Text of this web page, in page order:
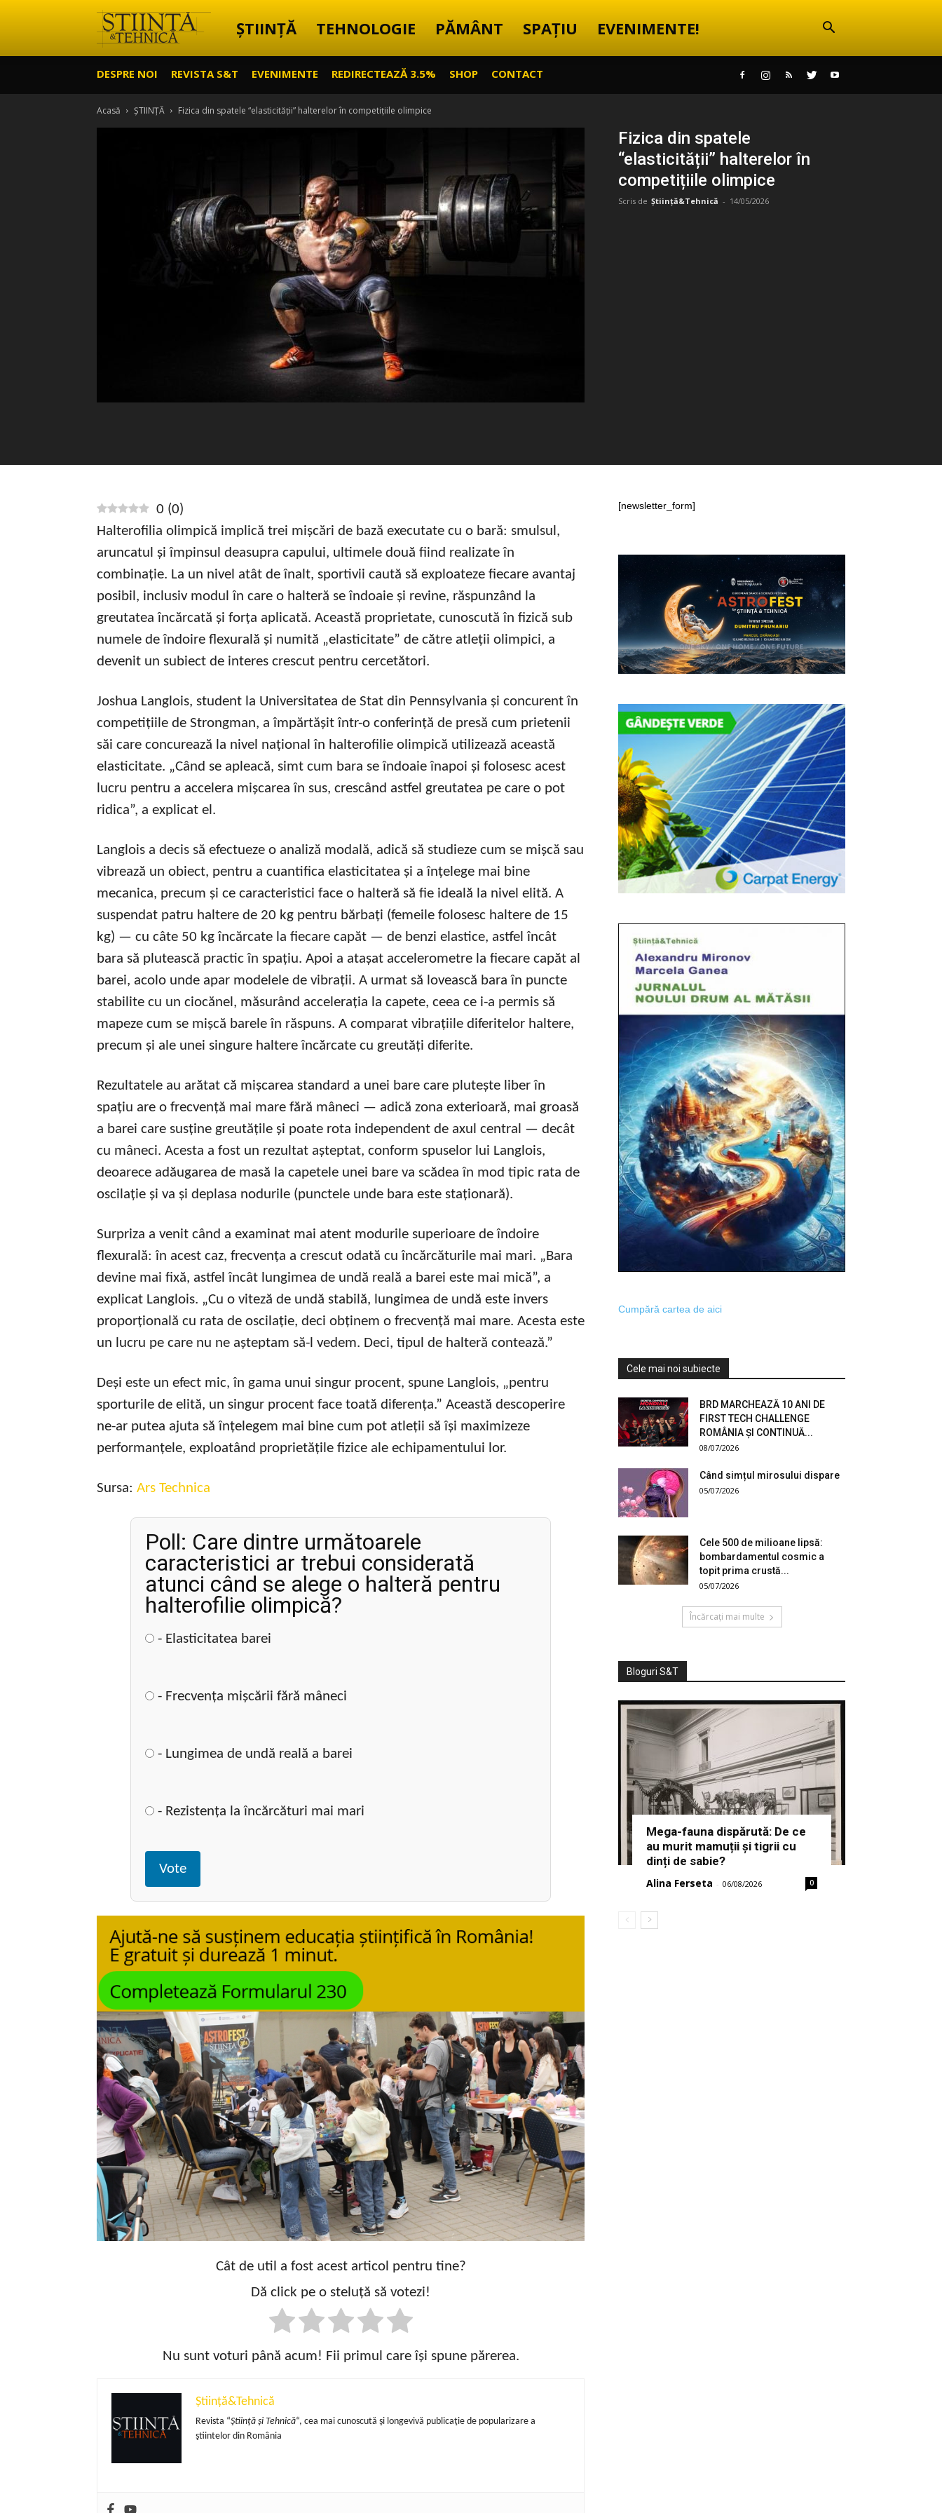
Știință
ȘTIINȚĂ TEHNOLOGIE PĂMÂNT SPAȚIU EVENIMENTE!
DESPRE NOI REVISTA S&T EVENIMENTE REDIRECTEAZĂ 3.5% SHOP CONTACT
Acasă ȘTIINȚĂ Fizica din spatele “elasticității” halterelor în competițiile olimpice
Fizica din spatele
“elasticității” halterelor în
competițiile olimpice
Scris de Știință&Tehnică - 14/05/2026
0 (0)
Halterofilia olimpică implică trei mișcări de bază executate cu o bară: smulsul,
aruncatul și împinsul deasupra capului, ultimele două fiind realizate în
combinație. La un nivel atât de înalt, sportivii caută să exploateze fiecare avantaj
posibil, inclusiv modul în care o halteră se îndoaie și revine, răspunzând la
greutatea încărcată și forța aplicată. Această proprietate, cunoscută în fizică sub
numele de îndoire flexurală și numită „elasticitate” de către atleții olimpici, a
devenit un subiect de interes crescut pentru cercetători.
Joshua Langlois, student la Universitatea de Stat din Pennsylvania și concurent în
competițiile de Strongman, a împărtășit într-o conferință de presă cum prietenii
săi care concurează la nivel național în halterofilie olimpică utilizează această
elasticitate. „Când se apleacă, simt cum bara se îndoaie înapoi și folosesc acest
lucru pentru a accelera mișcarea în sus, crescând astfel greutatea pe care o pot
ridica”, a explicat el.
Langlois a decis să efectueze o analiză modală, adică să studieze cum se mișcă sau
vibrează un obiect, pentru a cuantifica elasticitatea și a înțelege mai bine
mecanica, precum și ce caracteristici face o halteră să fie ideală la nivel elită. A
suspendat patru haltere de 20 kg pentru bărbați (femeile folosesc haltere de 15
kg) — cu câte 50 kg încărcate la fiecare capăt — de benzi elastice, astfel încât
bara să plutească practic în spațiu. Apoi a atașat accelerometre la fiecare capăt al
barei, acolo unde apar modelele de vibrații. A urmat să lovească bara în puncte
stabilite cu un ciocănel, măsurând accelerația la capete, ceea ce i-a permis să
mapeze cum se mișcă barele în răspuns. A comparat vibrațiile diferitelor haltere,
precum și ale unei singure haltere încărcate cu greutăți diferite.
Rezultatele au arătat că mișcarea standard a unei bare care plutește liber în
spațiu are o frecvență mai mare fără mâneci — adică zona exterioară, mai groasă
a barei care susține greutățile și poate rota independent de axul central — decât
cu mâneci. Acesta a fost un rezultat așteptat, conform spuselor lui Langlois,
deoarece adăugarea de masă la capetele unei bare va scădea în mod tipic rata de
oscilație și va și deplasa nodurile (punctele unde bara este staționară).
Surpriza a venit când a examinat mai atent modurile superioare de îndoire
flexurală: în acest caz, frecvența a crescut odată cu încărcăturile mai mari. „Bara
devine mai fixă, astfel încât lungimea de undă reală a barei este mai mică”, a
explicat Langlois. „Cu o viteză de undă stabilă, lungimea de undă este invers
proporțională cu rata de oscilație, deci obținem o frecvență mai mare. Acesta este
un lucru pe care nu ne așteptam să-l vedem. Deci, tipul de halteră contează.”
Deși este un efect mic, în gama unui singur procent, spune Langlois, „pentru
sporturile de elită, un singur procent face toată diferența.” Această descoperire
ne-ar putea ajuta să înțelegem mai bine cum pot atleții să își maximizeze
performanțele, exploatând proprietățile fizice ale echipamentului lor.
Sursa: Ars Technica
Poll: Care dintre următoarele
caracteristici ar trebui considerată
atunci când se alege o halteră pentru
halterofilie olimpică?
- Elasticitatea barei
- Frecvența mișcării fără mâneci
- Lungimea de undă reală a barei
- Rezistența la încărcături mai mari
Vote
Cât de util a fost acest articol pentru tine?
Dă click pe o steluță să votezi!
Nu sunt voturi până acum! Fii primul care își spune părerea.
Știință&Tehnică
Revista “Ştiinţă şi Tehnică“, cea mai cunoscută şi longevivă publicaţie de popularizare a
ştiintelor din România
[newsletter_form]
Cumpără cartea de aici
Cele mai noi subiecte
BRD MARCHEAZĂ 10 ANI DE
FIRST TECH CHALLENGE
ROMÂNIA ȘI CONTINUĂ...
08/07/2026
Când simțul mirosului dispare
05/07/2026
Cele 500 de milioane lipsă:
bombardamentul cosmic a
topit prima crustă...
05/07/2026
Încărcați mai multe
Bloguri S&T
Mega-fauna dispărută: De ce
au murit mamuții și tigrii cu
dinți de sabie?
Alina Ferseta - 06/08/2026 0